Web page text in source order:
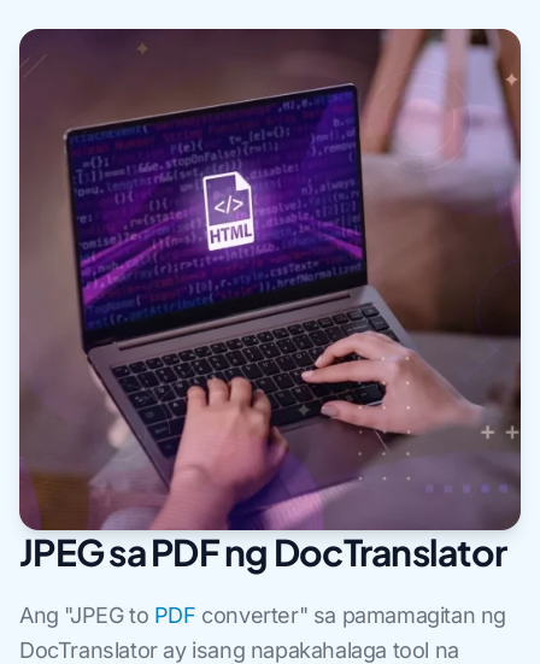
JPEG sa PDF ng DocTranslator
Ang "JPEG to PDF converter" sa pamamagitan ng
DocTranslator ay isang napakahalaga tool na